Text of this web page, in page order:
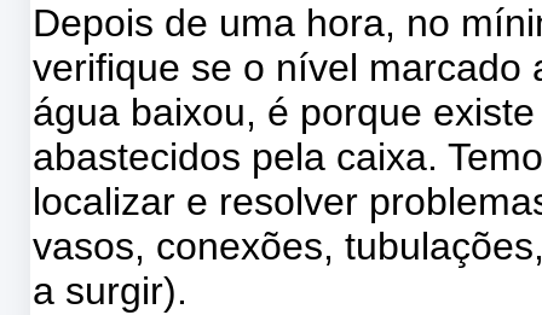
Depois de uma hora, no
verifique se o nível marcado
água baixou, é porque
abastecidos pela caixa.
localizar e resolver
vasos, conexões,
a surgir).